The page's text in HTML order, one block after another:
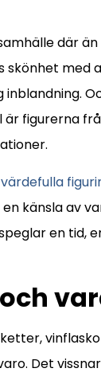
där
skönhet med
figurerna
känsla av
en tid,
Det